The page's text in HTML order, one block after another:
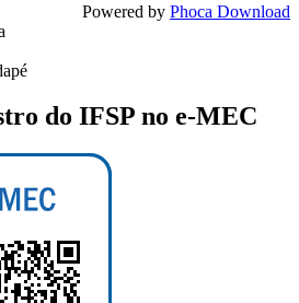
Powered by Phoca Download
do IFSP no e-MEC